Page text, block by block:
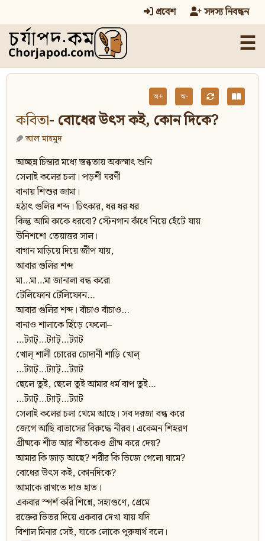
প্রবেশ সদস্য নিবন্ধন
☰
অ+ অ-
কবিতা- বোধের উৎস কই, কোন দিকে?
আল মাহমুদ
আচ্ছন্ন চিন্তার মধ্যে স্তব্ধতায় অকস্মাৎ শুনি
সেলাই কলের চলা। পড়শী ঘরণী
বানায় শিশুর জামা।
হঠাৎ গুলির শব্দ। চিৎকার, ধর ধর ধর
কিন্তু আমি কাকে ধরবো? স্টেনগান কাঁধে নিয়ে হেঁটে যায়
উনিশশো তেয়াত্তর সাল।
বাগান মাড়িয়ে দিয়ে জীপ যায়,
আবার গুলির শব্দ
মা…মা…মা জানালা বন্ধ করো
টেলিফোন টেলিফোন…
আবার গুলির শব্দ। বাঁচাও বাঁচাও…
বানাও শালাকে ছিঁড়ে ফেলো–
…ট্যাট্‌…ট্যাট্‌…ট্যাট
খোল্‌ শালী চোরের চোদানী শাড়ি খোল্‌
…ট্যাট্‌…ট্যাট্‌…ট্যাট
ছেলে তুই, ছেলে তুই আমার ধর্ম বাপ তুই…
…ট্যাট্‌…ট্যাট্‌…ট্যাট
সেলাই কলের চলা থেমে আছে। সব দরজা বন্ধ করে
জেগে আছি বাতাসের বিরুদ্ধে নীরব। একেমন শিহরণ
গ্রীষ্মকে শীত আর শীতকেও গ্রীষ্ম করে দেয়?
আমার কি জাড় আছে? শরীর কি ভিজে গেলো ঘামে?
বোধের উৎস কই, কোনদিকে?
আমাকে রাখতে দাও হাত।
একবার স্পর্শ করি শিশ্নে, সহ্যগুণে, প্রেমে
রক্তের ভিতর দিয়ে একবার দেখা যায় যদি
বিশাল মিনার সেই, যাকে লোকে পুরুষার্থ বলে।